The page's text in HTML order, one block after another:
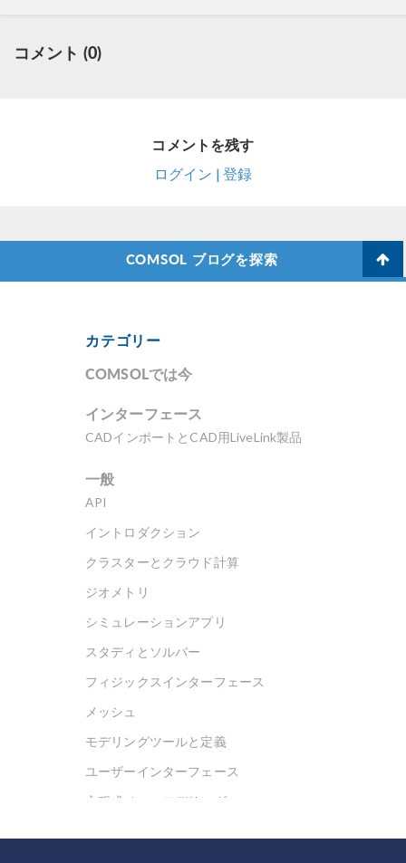
コメント (0)
コメントを残す
ログイン | 登録
COMSOL ブログを探索
カテゴリー
COMSOLでは今
インターフェース
CADインポートとCAD用LiveLink製品
一般
API
イントロダクション
クラスターとクラウド計算
ジオメトリ
シミュレーションアプリ
スタディとソルバー
フィジックスインターフェース
メッシュ
モデリングツールと定義
ユーザーインターフェース
方程式ベースモデリング